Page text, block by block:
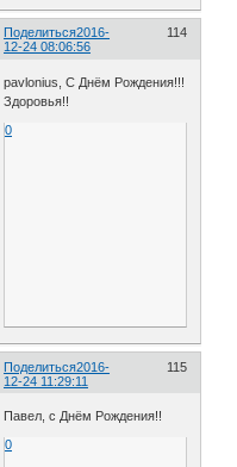
Поделиться 114
2016-
12-24 08:06:56
pavlonius, С Днём Рождения!!!
Здоровья!!
0
Поделиться 115
2016-
12-24 11:29:11
Павел, с Днём Рождения!!
0